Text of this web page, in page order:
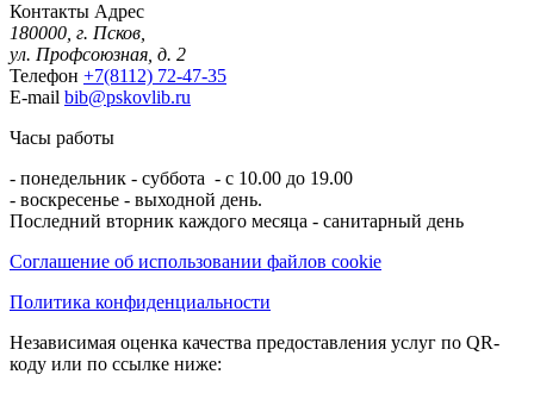
Контакты Адрес
180000, г. Псков,
ул. Профсоюзная, д. 2
Телефон +7(8112) 72-47-35
E-mail bib@pskovlib.ru
Часы работы
- понедельник - суббота - с 10.00 до 19.00
- воскресенье - выходной день.
Последний вторник каждого месяца - санитарный день
Соглашение об использовании файлов cookie
Политика конфиденциальности
Независимая оценка качества предоставления услуг по QR-
коду или по ссылке ниже: